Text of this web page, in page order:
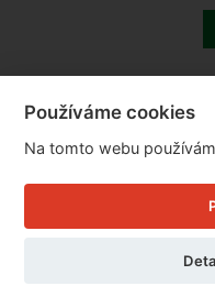
Používáme cookies
Na tomto webu